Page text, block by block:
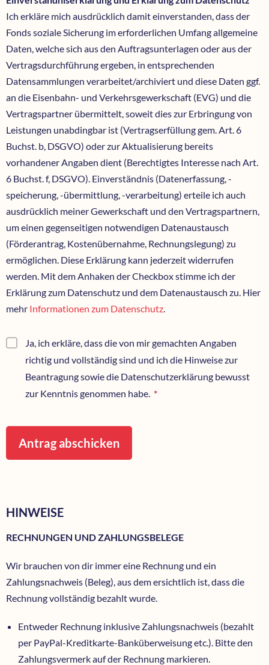
Ich erkläre mich ausdrücklich damit einverstanden, dass der
Fonds soziale Sicherung im erforderlichen Umfang allgemeine
Daten, welche sich aus den Auftragsunterlagen oder aus der
Vertragsdurchführung ergeben, in entsprechenden
Datensammlungen verarbeitet/archiviert und diese Daten ggf.
an die Eisenbahn- und Verkehrsgewerkschaft (EVG) und die
Vertragspartner übermittelt, soweit dies zur Erbringung von
Leistungen unabdingbar ist (Vertragserfüllung gem. Art. 6
Buchst. b, DSGVO) oder zur Aktualisierung bereits
vorhandener Angaben dient (Berechtigtes Interesse nach Art.
6 Buchst. f, DSGVO). Einverständnis (Datenerfassung, -
speicherung, -übermittlung, -verarbeitung) erteile ich auch
ausdrücklich meiner Gewerkschaft und den Vertragspartnern,
um einen gegenseitigen notwendigen Datenaustausch
(Förderantrag, Kostenübernahme, Rechnungslegung) zu
ermöglichen. Diese Erklärung kann jederzeit widerrufen
werden. Mit dem Anhaken der Checkbox stimme ich der
Erklärung zum Datenschutz und dem Datenaustausch zu. Hier
mehr Informationen zum Datenschutz
Ja, ich erkläre, dass die von mir gemachten Angaben
richtig und vollständig sind und ich die Hinweise zur
Beantragung sowie die Datenschutzerklärung bewusst
zur Kenntnis genommen habe. *
Antrag abschicken
HINWEISE
RECHNUNGEN UND ZAHLUNGSBELEGE
Wir brauchen von dir immer eine Rechnung und ein
Zahlungsnachweis (Beleg), aus dem ersichtlich ist, dass die
Rechnung vollständig bezahlt wurde.
Entweder Rechnung inklusive Zahlungsnachweis (bezahlt
per PayPal-Kreditkarte-Banküberweisung etc.). Bitte den
Zahlungsvermerk auf der Rechnung markieren.